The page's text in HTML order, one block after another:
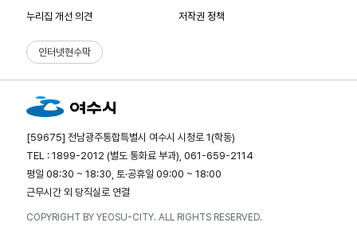
누리집 개선 의견 저작권 정책
인터넷현수막
[59675] 전남광주통합특별시 여수시 시청로 1(학동)
TEL : 1899-2012 (별도 통화료 부과), 061-659-2114
평일 08:30 ~ 18:30, 토·공휴일 09:00 ~ 18:00
근무시간 외 당직실로 연결
COPYRIGHT BY YEOSU-CITY. ALL RIGHTS RESERVED.